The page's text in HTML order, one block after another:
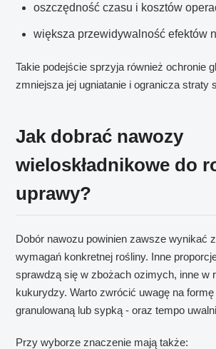
oszczędność czasu i kosztów
większa przewidywalność efektów
Takie podejście sprzyja również ochronie
zmniejsza jej ugniatanie i ogranicza straty
Jak dobrać nawozy
wieloskładnikowe do
uprawy?
Dobór nawozu powinien zawsze wynikać
wymagań konkretnej rośliny. Inne
sprawdzą się w zbożach ozimych, inne w
kukurydzy. Warto zwrócić uwagę na
granulowaną lub sypką - oraz tempo
Przy wyborze znaczenie mają także: